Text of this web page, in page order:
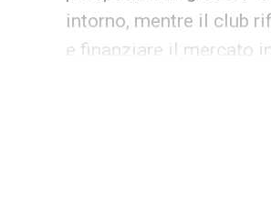
intorno, mentre il club
e finanziare il mercato
Intanto, Sarri continua